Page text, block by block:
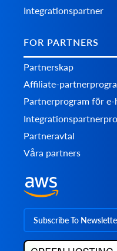
Integrationspartner
FOR PARTNERS
Partnerskap
Affiliate-
Partnerprogram för
Partneravtal
Våra partners
Subscribe To